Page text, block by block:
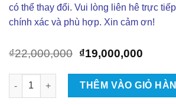
có thể thay đổi. Vui lòng liên hê trực
chính xác và phù hợp. Xin cảm ơn!
₫22,000,000 Giá
là:
₫22,000,000.
₫19,000,000Giá
tại
là:
Cách âm chống ồn cho Ford Everest
THÊM VÀO GIỎ